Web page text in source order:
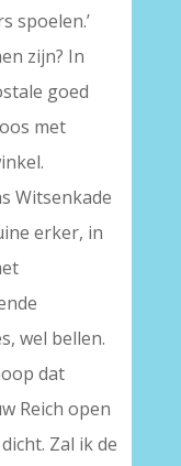
spoelen.’
zijn? In
goed
met
Witsenkade
erker, in
wel bellen.
dat
Reich open
Zal ik de